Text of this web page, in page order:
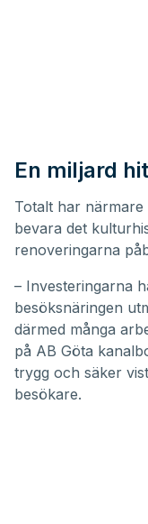
En miljard
Totalt har
bevara det
renoveringarna
– Investeringarna
besöksnäringen
därmed många
på AB Göta
trygg och säker
besökare.